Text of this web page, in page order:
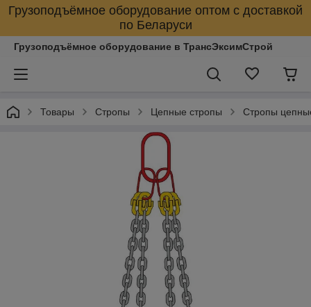
Грузоподъёмное оборудование оптом с доставкой
по Беларуси
Грузоподъёмное оборудование в ТрансЭксимСтрой
Товары Стропы Цепные стропы Стропы